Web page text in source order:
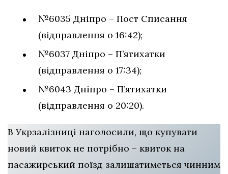
№6035 Дніпро – Пост Списання
(відправлення о 16:42);
№6037 Дніпро – П’ятихатки
(відправлення о 17:34);
№6043 Дніпро – П’ятихатки
(відправлення о 20:20).
В Укрзалізниці наголосили, що купувати
новий квиток не потрібно – квиток на
пасажирський поїзд залишатиметься чинним